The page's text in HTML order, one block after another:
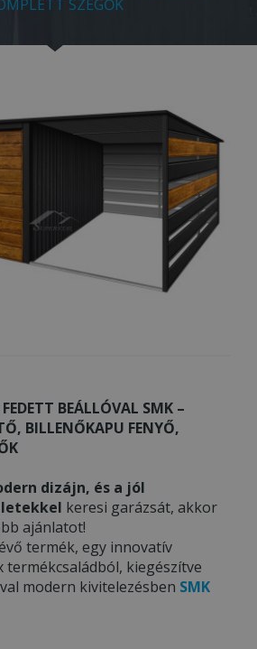
SZEGŐK
BEÁLLÓVAL SMK –
BILLENŐKAPU FENYŐ,
dizájn, és a jól
keresi garázsát, akkor
ajánlatot!
termék, egy innovatív
termékcsaládból, kiegészítve
modern kivitelezésben SMK